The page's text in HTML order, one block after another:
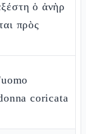
ὁ ἀνὴρ
πρὸς
coricata